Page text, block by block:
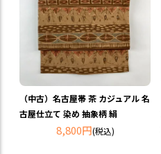
（中古）名古屋帯 茶 カジュアル 名
古屋仕立て 染め 抽象柄 絹
8,800円(税込)